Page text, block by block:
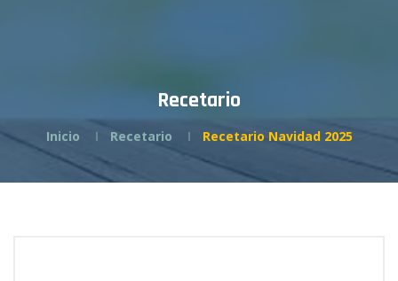
Recetario
Inicio Recetario Recetario Navidad 2025